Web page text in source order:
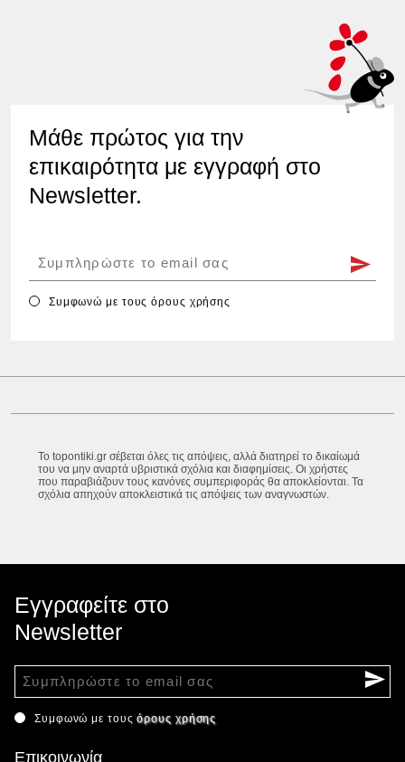
Μάθε πρώτος για την
επικαιρότητα με εγγραφή στο
Newsletter.
Συμφωνώ με τουςόρους χρήσης
Το topontiki.gr σέβεται όλες τις απόψεις, αλλά διατηρεί το δικαίωμά
του να μην αναρτά υβριστικά σχόλια και διαφημίσεις. Οι χρήστες
που παραβιάζουν τους κανόνες συμπεριφοράς θα αποκλείονται. Τα
σχόλια απηχούν αποκλειστικά τις απόψεις των αναγνωστών.
Εγγραφείτε στο
Newsletter
Συμφωνώ με τουςόρους χρήσης
Επικοινωνία